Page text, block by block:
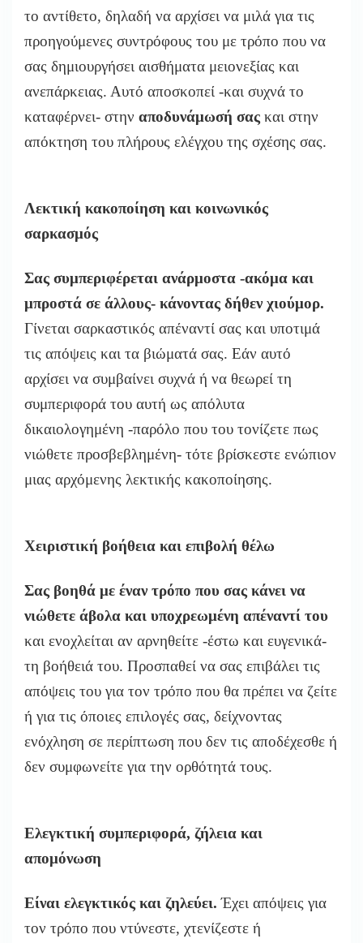
το αντίθετο, δηλαδή να αρχίσει να μιλά για τις
προηγούμενες συντρόφους του με τρόπο που να
σας δημιουργήσει αισθήματα μειονεξίας και
ανεπάρκειας. Αυτό αποσκοπεί -και συχνά το
καταφέρνει- στην αποδυνάμωσή σας και στην
απόκτηση του πλήρους ελέγχου της σχέσης σας.
Λεκτική κακοποίηση και κοινωνικός
σαρκασμός
Σας συμπεριφέρεται ανάρμοστα -ακόμα και
μπροστά σε άλλους- κάνοντας δήθεν χιούμορ.
Γίνεται σαρκαστικός απέναντί σας και υποτιμά
τις απόψεις και τα βιώματά σας. Εάν αυτό
αρχίσει να συμβαίνει συχνά ή να θεωρεί τη
συμπεριφορά του αυτή ως απόλυτα
δικαιολογημένη -παρόλο που του τονίζετε πως
νιώθετε προσβεβλημένη- τότε βρίσκεστε ενώπιον
μιας αρχόμενης λεκτικής κακοποίησης.
Χειριστική βοήθεια και επιβολή θέλω
Σας βοηθά με έναν τρόπο που σας κάνει να
νιώθετε άβολα και υποχρεωμένη απέναντί του
και ενοχλείται αν αρνηθείτε -έστω και ευγενικά-
τη βοήθειά του. Προσπαθεί να σας επιβάλει τις
απόψεις του για τον τρόπο που θα πρέπει να ζείτε
ή για τις όποιες επιλογές σας, δείχνοντας
ενόχληση σε περίπτωση που δεν τις αποδέχεσθε ή
δεν συμφωνείτε για την ορθότητά τους.
Ελεγκτική συμπεριφορά, ζήλεια και
απομόνωση
Είναι ελεγκτικός και ζηλεύει. Έχει απόψεις για
τον τρόπο που ντύνεστε, χτενίζεστε ή